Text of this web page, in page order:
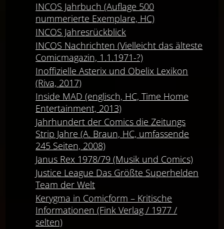
INCOS Jahrbuch (Auflage 500
nummerierte Exemplare, HC)
INCOS Jahresrückblick
INCOS Nachrichten (Vielleicht das älteste
Comicmagazin, 1.1.1971-?)
Inoffizielle Asterix und Obelix Lexikon
(Riva, 2017)
Inside MAD (englisch, HC, Time Home
Entertainment, 2013)
Jahrhundert der Comics die Zeitungs
Strip Jahre (A. Braun, HC, umfassende
245 Seiten, 2008)
Janus Rex 1978/79 (Musik und Comics)
Justice League Das Größte Superhelden
Team der Welt
Kerygma in Comicform – Kritische
Informationen (Fink Verlag / 1977 /
selten)